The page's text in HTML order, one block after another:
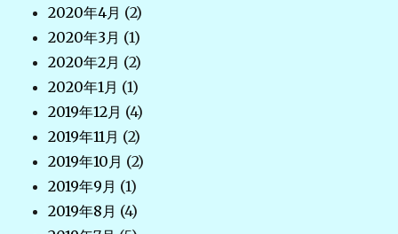
2020年4月 (2)
2020年3月 (1)
2020年2月 (2)
2020年1月 (1)
2019年12月 (4)
2019年11月 (2)
2019年10月 (2)
2019年9月 (1)
2019年8月 (4)